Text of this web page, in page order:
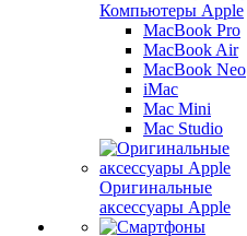
Компьютеры Apple
MacBook Pro
MacBook Air
MacBook Neo
iMac
Mac Mini
Mac Studio
Оригинальные
аксессуары Apple